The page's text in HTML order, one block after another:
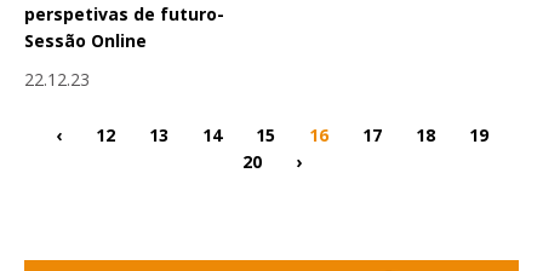
perspetivas de futuro-
Sessão Online
22.12.23
‹ 12 13 14 15 16 17 18
19
20
›